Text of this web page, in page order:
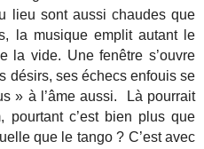
lieu sont aussi chaudes que
la musique emplit autant le
la vide. Une fenêtre s’ouvre
désirs, ses échecs enfouis se
» à l’âme aussi. Là pourrait
pourtant c’est bien plus que
que le tango ? C’est avec